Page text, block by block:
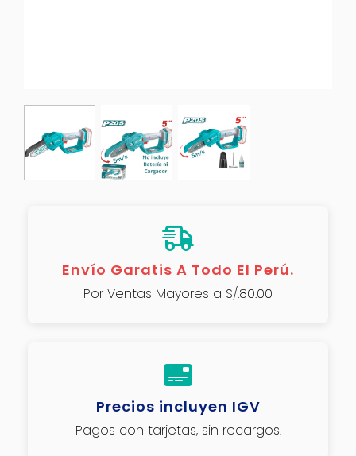
Envío Garatis A Todo El Perú.
Por Ventas Mayores a S/.80.00
Precios incluyen IGV
Pagos con tarjetas, sin recargos.